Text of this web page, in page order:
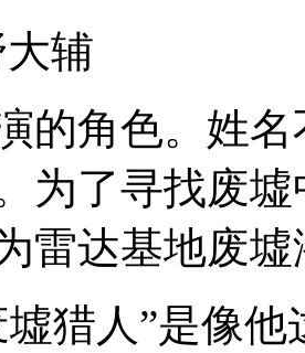
辅
的角色。姓
为了寻找废
雷达基地废
墟猎人”是像